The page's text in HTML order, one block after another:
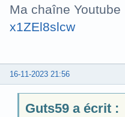
Ma chaîne
x1ZEl8slcw
16-11-2023 21:56
Guts59 a écrit :